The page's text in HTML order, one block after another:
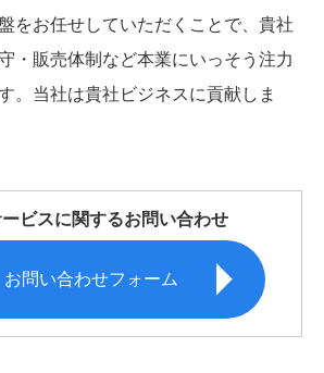
をお任せしていただくことで、貴社
・販売体制など本業にいっそう注力
。当社は貴社ビジネスに貢献しま
ビスに関するお問い合わせ
お問い合わせフォーム